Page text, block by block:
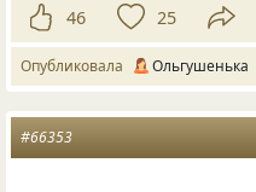
46 25
Опубликовала Ольгушенька
#66353